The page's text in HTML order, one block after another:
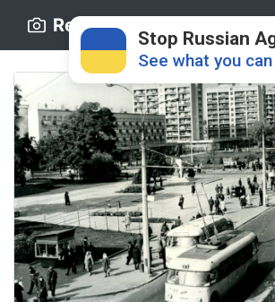
Retro.ck.ua
Stop Russian
See what you
Donate